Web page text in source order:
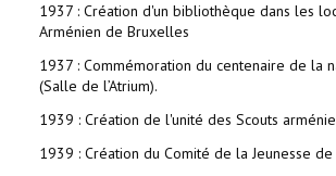
1937 : Création d'un bibliothèque dans les
Arménien de Bruxelles
1937 : Commémoration du centenaire de la
(Salle de l’Atrium).
1939 : Création de l'unité des Scouts
1939 : Création du Comité de la Jeunesse